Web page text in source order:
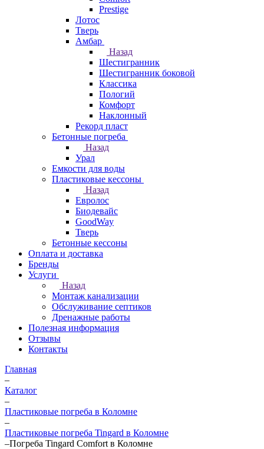
Prestige
Лотос
Тверь
Амбар
Назад
Шестигранник
Шестигранник боковой
Классика
Пологий
Комфорт
Наклонный
Рекорд пласт
Бетонные погреба
Назад
Урал
Емкости для воды
Пластиковые кессоны
Назад
Евролос
Биодевайс
GoodWay
Тверь
Бетонные кессоны
Оплата и доставка
Бренды
Услуги
Назад
Монтаж канализации
Обслуживание септиков
Дренажные работы
Полезная информация
Отзывы
Контакты
Главная
–
Каталог
–
Пластиковые погреба в Коломне
–
Пластиковые погреба Tingard в Коломне
–Погреба Tingard Comfort в Коломне